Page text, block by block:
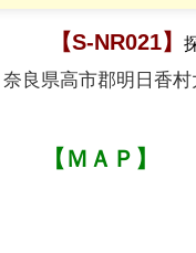
【S-NR021】
良県高市郡明日香村
【ＭＡＰ】